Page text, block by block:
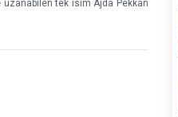
uzanabilen tek isim Ajda Pekkan